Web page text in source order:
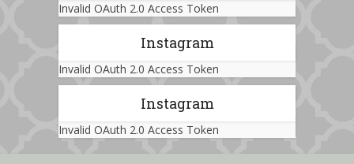
Invalid OAuth 2.0 Access Token
Instagram
Invalid OAuth 2.0 Access Token
Instagram
Invalid OAuth 2.0 Access Token